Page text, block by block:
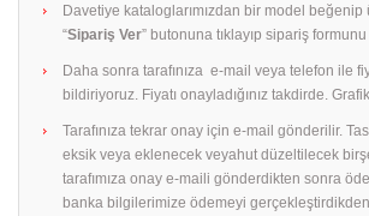
Davetiye kataloglarımızdan bir model beğenip
“Sipariş Ver” butonuna tıklayıp sipariş
Daha sonra tarafınıza e-mail veya telefon ile
bildiriyoruz. Fiyatı onayladığınız takdirde. Grafik
Tarafınıza tekrar onay için e-mail gönderilir.
eksik veya eklenecek veyahut düzeltilecek
tarafımıza onay e-maili gönderdikten sonra
banka bilgilerimize ödemeyi